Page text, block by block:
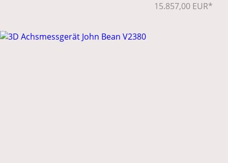
15.857,00 EUR*